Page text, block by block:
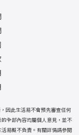
因此生活易不會預先審查任何
全部內容均屬個人意見，並不
易概不負責。有關詳情請參閱